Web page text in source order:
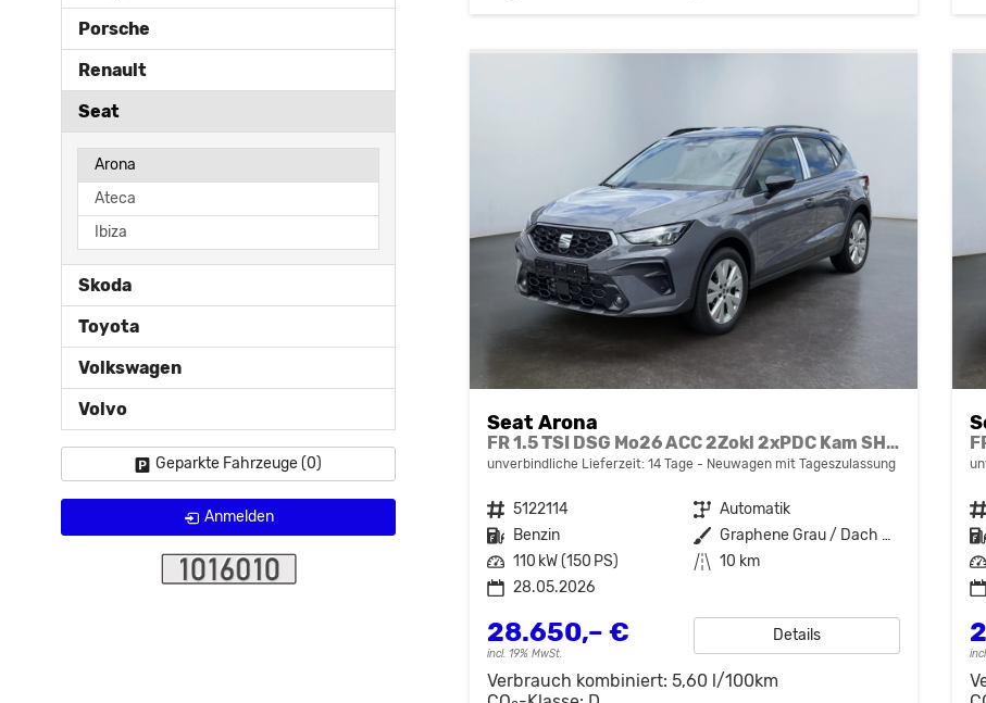
Seat Arona
FR 1.5 TSI DSG Mo26 ACC 2Zokl 2xPDC Kam SHZ Full Link
unverbindliche Lieferzeit: 14 Tage Neuwagen mit Tageszulassung
Fahrzeugnr. 5122114 Getriebe Automatik
Kraftstoff Benzin Außenfarbe
Graphene Grau / Dach Schwarz
Leistung 110 kW (150 PS) Kilometerstand 10 km
28.05.2026
28.650,– €
incl. 19% MwSt.
Details
Verbrauch kombiniert: 5,60 l/100km
Fahrzeugnr.
Kraftstoff
Leistung
Porsche
Renault
Seat
Arona
Ateca
Ibiza
Skoda
Toyota
Volkswagen
Volvo
Geparkte Fahrzeuge (0)
Anmelden